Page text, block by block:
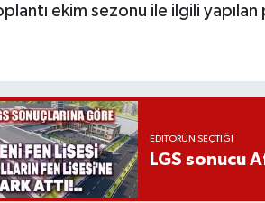
ekim sezonu ile ilgili
EDITÖRÜN SEÇTIĞI
LGS sonucu